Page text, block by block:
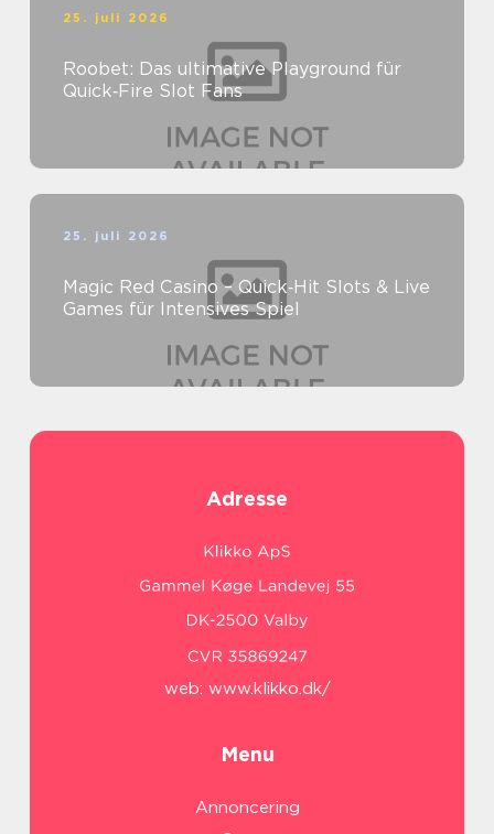
25. juli 2026
Roobet: Das ultimative Playground für
Quick‑Fire Slot Fans
25. juli 2026
Magic Red Casino – Quick‑Hit Slots & Live
Games für Intensives Spiel
Adresse
web: www.klikko.dk/
Menu
Annoncering